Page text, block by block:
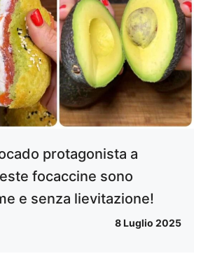
protagonista a
focaccine sono
e senza lievitazione!
8 Luglio 2025